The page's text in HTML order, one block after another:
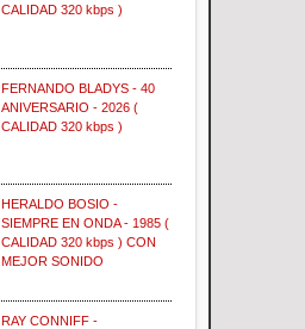
CALIDAD 320 kbps )
FERNANDO BLADYS - 40
ANIVERSARIO - 2026 (
CALIDAD 320 kbps )
HERALDO BOSIO -
SIEMPRE EN ONDA - 1985 (
CALIDAD 320 kbps ) CON
MEJOR SONIDO
RAY CONNIFF -